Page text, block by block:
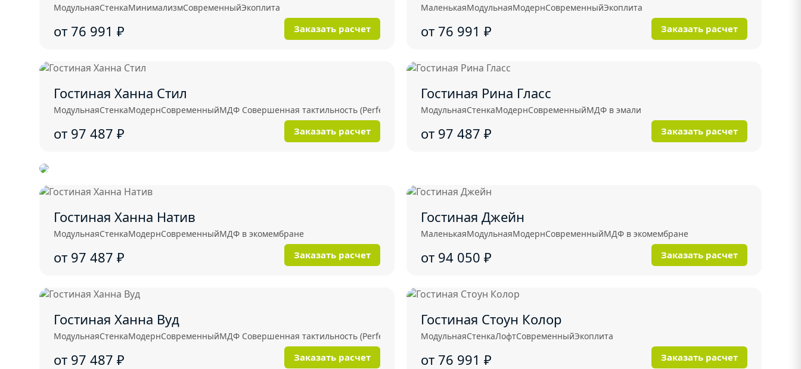
МодульнаяСтенкаМинимализмСовременныйЭкоплита
от 76 991 ₽ Заказать расчет
МаленькаяМодульнаяМодернСовременныйЭкоплита
от 76 991 ₽ Заказать расчет
Гостиная Ханна Стил
МодульнаяСтенкаМодернСовременныйМДФ Совершенная тактильность (Perfect Touch)
от 97 487 ₽ Заказать расчет
Гостиная Рина Гласс
МодульнаяСтенкаМодернСовременныйМДФ в эмали
от 97 487 ₽ Заказать расчет
Гостиная Ханна Натив
МодульнаяСтенкаМодернСовременныйМДФ в экомембране
от 97 487 ₽ Заказать расчет
Гостиная Джейн
МаленькаяМодульнаяМодернСовременныйМДФ в экомембране
от 94 050 ₽ Заказать расчет
Гостиная Ханна Вуд
МодульнаяСтенкаМодернСовременныйМДФ Совершенная тактильность (Perfect Touch)
от 97 487 ₽ Заказать расчет
Гостиная Стоун Колор
МодульнаяСтенкаЛофтСовременныйЭкоплита
от 76 991 ₽ Заказать расчет